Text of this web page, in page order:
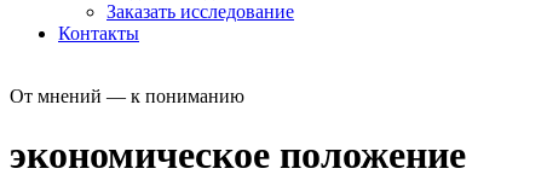
Заказать исследование
Контакты
От мнений — к пониманию
экономическое положение